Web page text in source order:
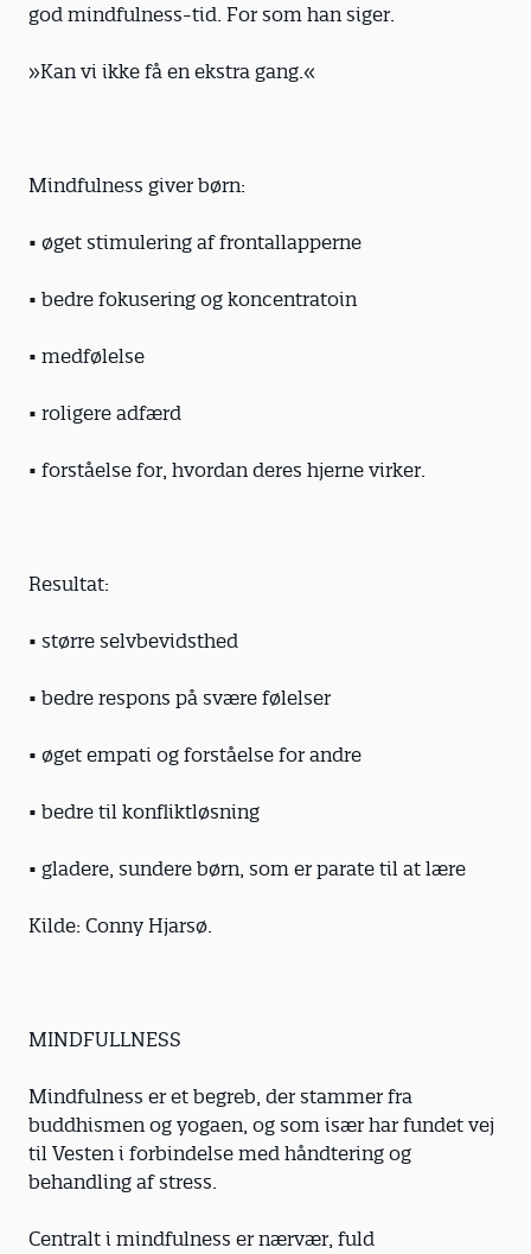
god mindfulness-tid. For som han siger.
»Kan vi ikke få en ekstra gang.«
Mindfulness giver børn:
• øget stimulering af frontallapperne
• bedre fokusering og koncentratoin
• medfølelse
• roligere adfærd
• forståelse for, hvordan deres hjerne virker.
Resultat:
• større selvbevidsthed
• bedre respons på svære følelser
• øget empati og forståelse for andre
• bedre til konfliktløsning
• gladere, sundere børn, som er parate til at lære
Kilde: Conny Hjarsø.
MINDFULLNESS
Mindfulness er et begreb, der stammer fra
buddhismen og yogaen, og som især har fundet vej
til Vesten i forbindelse med håndtering og
behandling af stress.
Centralt i mindfulness er nærvær, fuld